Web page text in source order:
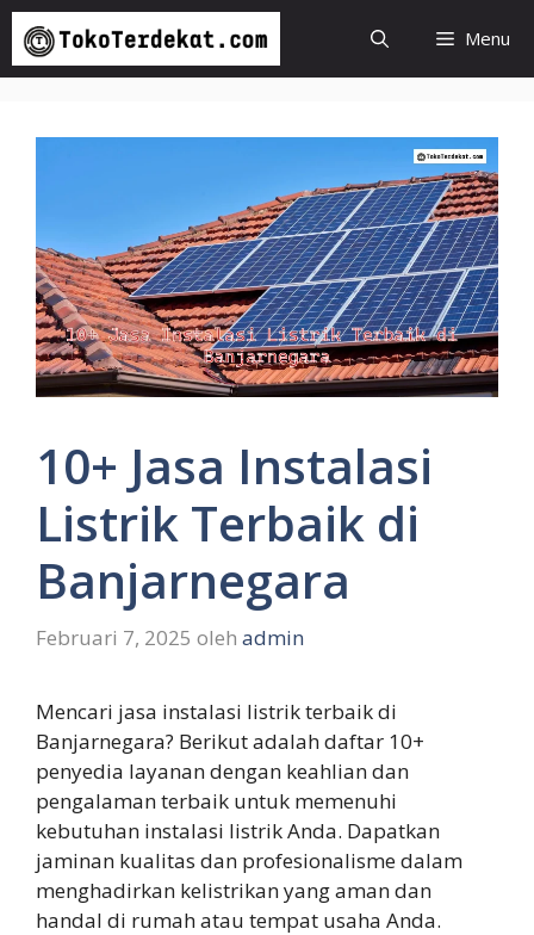
Langsung
isi
Menu
10+ Jasa Instalasi
Listrik Terbaik di
Banjarnegara
Februari 7, 2025 oleh admin
Mencari jasa instalasi listrik terbaik di
Banjarnegara? Berikut adalah daftar 10+
penyedia layanan dengan keahlian dan
pengalaman terbaik untuk memenuhi
kebutuhan instalasi listrik Anda. Dapatkan
jaminan kualitas dan profesionalisme dalam
menghadirkan kelistrikan yang aman dan
handal di rumah atau tempat usaha Anda.